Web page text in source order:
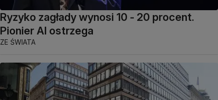
Ryzyko zagłady wynosi 10 - 20 procent.
Pionier AI ostrzega
ZE ŚWIATA